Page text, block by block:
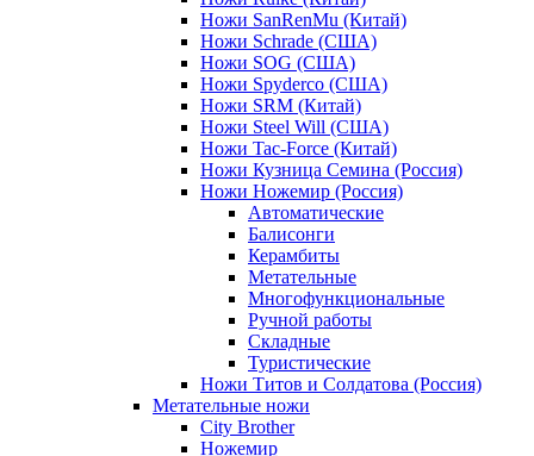
Ножи SanRenMu (Китай)
Ножи Schrade (США)
Ножи SOG (США)
Ножи Spyderco (США)
Ножи SRM (Китай)
Ножи Steel Will (США)
Ножи Tac-Force (Китай)
Ножи Кузница Семина (Россия)
Ножи Ножемир (Россия)
Автоматические
Балисонги
Керамбиты
Метательные
Многофункциональные
Ручной работы
Складные
Туристические
Ножи Титов и Солдатова (Россия)
Метательные ножи
City Brother
Ножемир